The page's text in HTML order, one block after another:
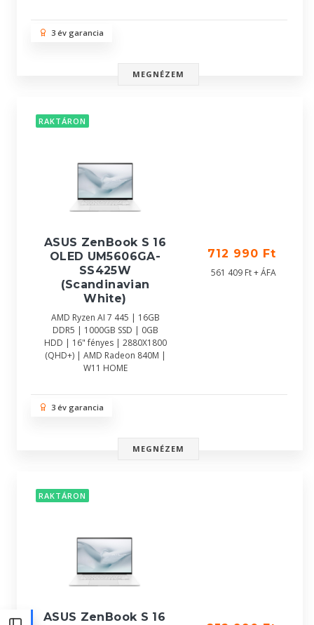
3 év garancia
MEGNÉZEM
RAKTÁRON
ASUS ZenBook S 16
OLED UM5606GA-
SS425W
(Scandinavian
White)
AMD Ryzen AI 7 445 | 16GB
DDR5 | 1000GB SSD | 0GB
HDD | 16" fényes | 2880X1800
(QHD+) | AMD Radeon 840M |
W11 HOME
712 990 Ft
561 409 Ft + ÁFA
3 év garancia
MEGNÉZEM
RAKTÁRON
ASUS ZenBook S 16